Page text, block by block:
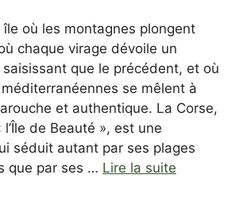
île où les montagnes plongent
chaque virage dévoile un
que le précédent, et où
se mêlent à
et authentique. La Corse,
de Beauté », est une
séduit autant par ses plages
que par ses … Lire la suite